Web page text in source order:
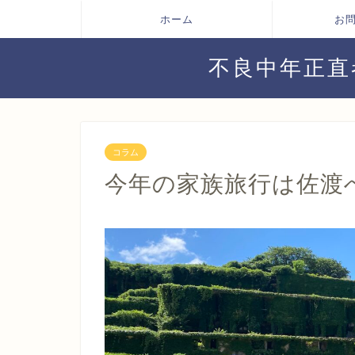
ホーム お
不良中年正
コラム
今年の家族旅行は佐